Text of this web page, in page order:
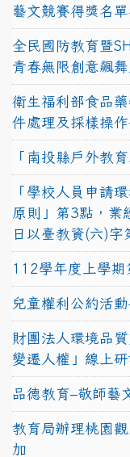
藝文競賽得獎名
全民國防教育暨
青春無限創意飆
衛生福利部食品
件處理及採樣操作
「南投縣戶外教
「學校人員申請
原則」第3點，業
日以臺教資(六)
112學年度上學
兒童權利公約活
財團法人環境品
變遷人權」線上
品德教育–敬師藝
教育局辦理桃園
加